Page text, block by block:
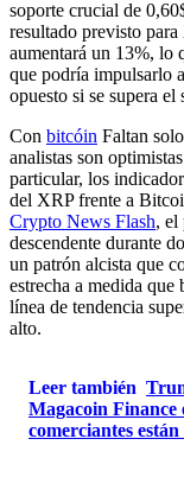
soporte crucial de
resultado previsto
aumentará un 13%, lo
que podría impulsarlo
opuesto si se supera
Con bitcóin Faltan
analistas son
particular, los
del XRP frente a
Crypto News Flash, el
descendente durante
un patrón alcista que
estrecha a medida
línea de tendencia
alto.
Leer también
Magacoin Finance
comerciantes